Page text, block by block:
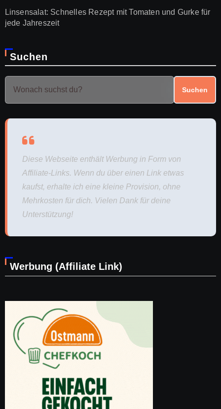
Linsensalat: Schnelles Rezept mit Tomaten und Gurke für
jede Jahreszeit
Suchen
Suchen
Diese Webseite enthält Werbung in Form von
Affiliate-Links. Wenn du über einen Link etwas
kaufst, erhalte ich eine kleine Provision, ohne
Mehrkosten für dich. Vielen Dank für deine
Unterstützung!
Werbung (Affiliate Link)